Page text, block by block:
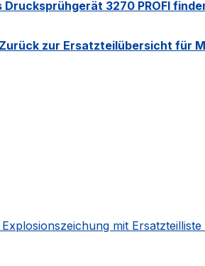
Drucksprühgerät 3270 PROFI
zur Ersatzteilübersicht für
mit Ersatzteilliste